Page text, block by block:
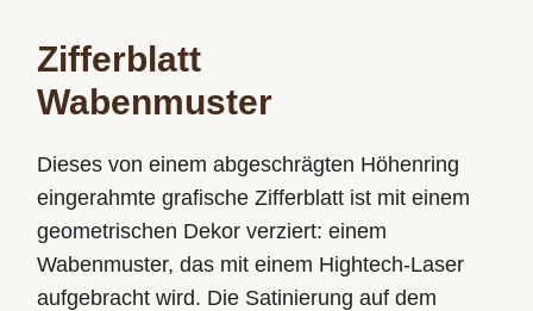
Zifferblatt
Wabenmuster
Dieses von einem abgeschrägten Höhenring
eingerahmte grafische Zifferblatt ist mit einem
geometrischen Dekor verziert: einem
Wabenmuster, das mit einem Hightech-Laser
aufgebracht wird. Die Satinierung auf dem